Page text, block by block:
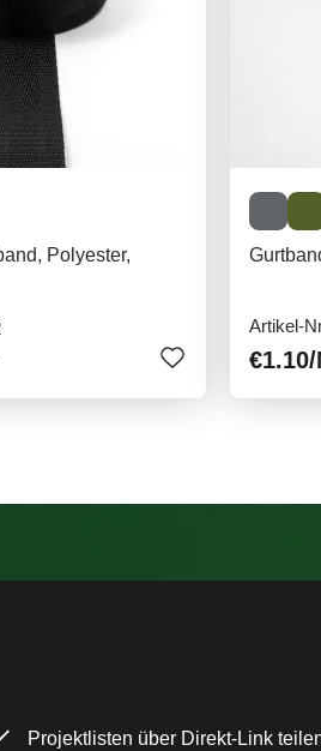
Polyester,
Artikel-
€1.10/
Projektlisten über Direkt-Link